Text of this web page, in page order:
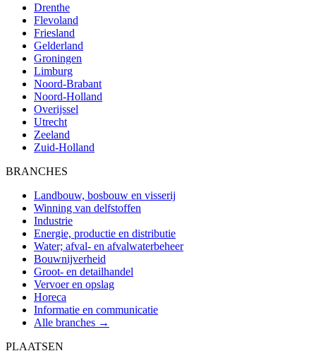
Drenthe
Flevoland
Friesland
Gelderland
Groningen
Limburg
Noord-Brabant
Noord-Holland
Overijssel
Utrecht
Zeeland
Zuid-Holland
BRANCHES
Landbouw, bosbouw en visserij
Winning van delfstoffen
Industrie
Energie, productie en distributie
Water; afval- en afvalwaterbeheer
Bouwnijverheid
Groot- en detailhandel
Vervoer en opslag
Horeca
Informatie en communicatie
Alle branches →
PLAATSEN